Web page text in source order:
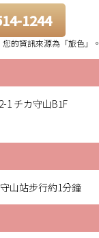
1244
的資訊來源為「旅色」。
1 チカ守山B1F
山站步行約1分鐘